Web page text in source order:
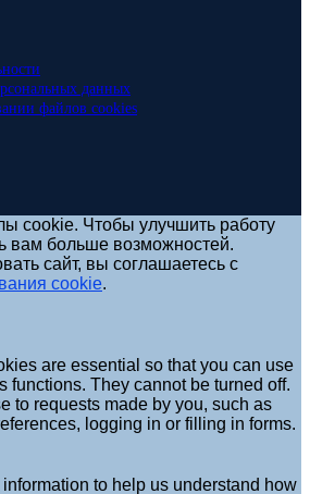
данных
файлов cookies
cookie. Чтобы улучшить работу
вам больше возможностей.
сайт, вы соглашаетесь с
cookie.
are essential so that you can use
functions. They cannot be turned off.
to requests made by you, such as
logging in or filling in forms.
to help us understand how